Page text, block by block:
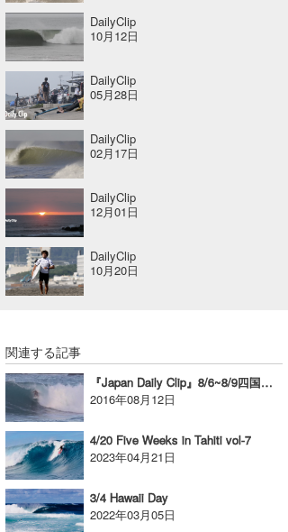
DailyClip
10月12日
DailyClip
05月28日
DailyClip
02月17日
DailyClip
12月01日
DailyClip
10月20日
関連する記事
『Japan Daily Clip』8/6~8/9四国セッション
2016年08月12日
4/20 Five Weeks in Tahiti vol-7
2023年04月21日
3/4 Hawaii Day
2022年03月05日
熊谷素子
植村未来
NOBUFUKU
大野”MAR”修聖
喜納海人
ECE
G◎Da
H
KID
KOBU
KY
MIN
mitz
S.K
Soulman
VAGY
waka☆=
YUKI☆